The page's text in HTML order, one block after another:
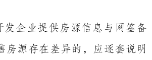
发企业提供房源信息与网签备
房源存在差异的，应逐套说明